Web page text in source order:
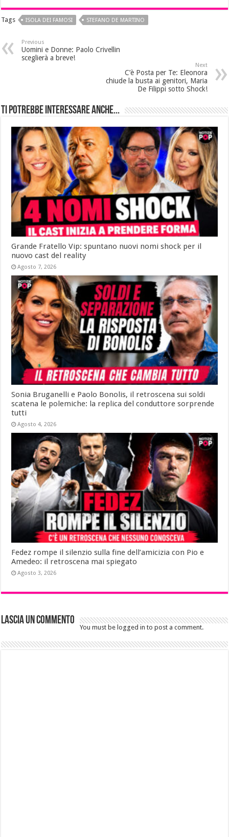
Tags ISOLA DEI FAMOSI STEFANO DE MARTINO
Previous
Uomini e Donne: Paolo Crivellin
sceglierà a breve!
Next
C’è Posta per Te: Eleonora
chiude la busta ai genitori, Maria
De Filippi sotto Shock!
Ti potrebbe interessare anche...
Grande Fratello Vip: spuntano nuovi nomi shock per il
nuovo cast del reality
Agosto 7, 2026
Sonia Bruganelli e Paolo Bonolis, il retroscena sui soldi
scatena le polemiche: la replica del conduttore sorprende
tutti
Agosto 4, 2026
Fedez rompe il silenzio sulla fine dell’amicizia con Pio e
Amedeo: il retroscena mai spiegato
Agosto 3, 2026
Lascia un commento
You must be logged in to post a comment.